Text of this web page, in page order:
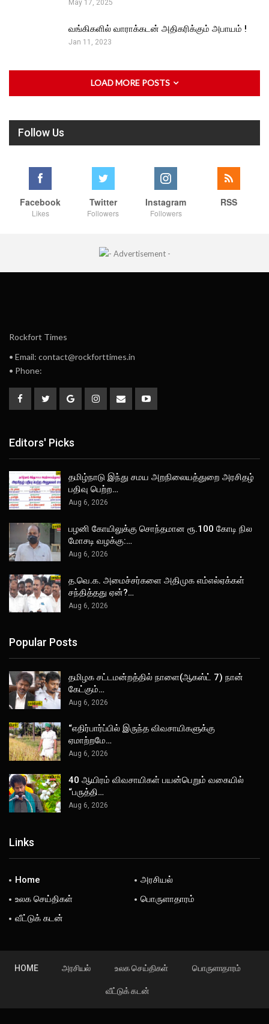
May 17, 2025
வங்கிகளில் வாராக்கடன் அதிகரிக்கும் அபாயம் !
Jan 11, 2023
LOAD MORE POSTS
Follow Us
Facebook
Likes
Twitter
Followers
Instagram
Followers
RSS
Rockfort Times
• Email: contact@rockforttimes.in
• Phone:
Editors' Picks
தமிழ்நாடு இந்து சமய அறநிலையத்துறை அரசிதழ்
பதிவு பெற்ற…
Aug 6, 2026
பழனி கோயிலுக்கு சொந்தமான ரூ.100 கோடி நில
மோசடி வழக்கு:…
Aug 6, 2026
த.வெ.க. அமைச்சர்களை அதிமுக எம்எல்ஏக்கள்
சந்தித்தது ஏன்?…
Aug 6, 2026
Popular Posts
தமிழக சட்டமன்றத்தில் நாளை(ஆகஸ்ட் 7) நான்
கேட்கும்…
Aug 6, 2026
“எதிர்பார்ப்பில் இருந்த விவசாயிகளுக்கு
ஏமாற்றமே…
Aug 6, 2026
40 ஆயிரம் விவசாயிகள் பயன்பெறும் வகையில்
“பருத்தி…
Aug 6, 2026
Links
Home
அரசியல்
உலக செய்திகள்
பொருளாதாரம்
வீட்டுக் கடன்
HOME அரசியல் உலக செய்திகள் பொருளாதாரம்
வீட்டுக் கடன்